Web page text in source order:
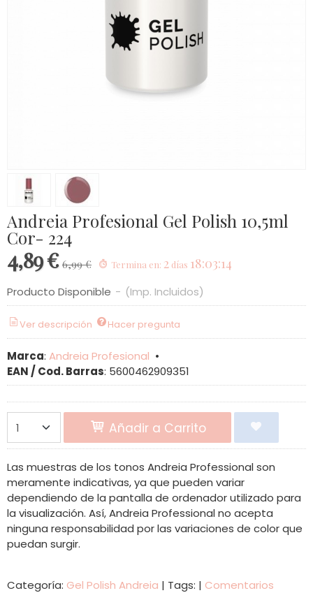
Andreia Profesional Gel Polish 10,5ml
Cor- 224
4,89 € 6,99 € Termina en: 2 días 18:03:14
Producto Disponible - (Imp. Incluidos)
Ver descripción Hacer pregunta
Marca: Andreia Profesional •
EAN / Cod. Barras: 5600462909351
Añadir a Carrito
Las muestras de los tonos Andreia Professional son
meramente indicativas, ya que pueden variar
dependiendo de la pantalla de ordenador utilizado para
la visualización. Así, Andreia Professional no acepta
ninguna responsabilidad por las variaciones de color que
puedan surgir.
Categoría: Gel Polish Andreia | Tags: | Comentarios